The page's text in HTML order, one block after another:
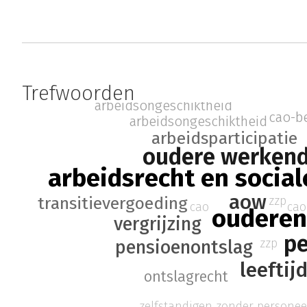
Trefwoorden
ouderen
arbeidsrecht en
oudere
aow
pensioenontslag
vergrijzing
transitievergoeding
arbeidsparticipatie
ontslagrecht
zzp
arbeidsongeschiktheid cao-
cao
zzp
arbeidsongeschiktheid
cao